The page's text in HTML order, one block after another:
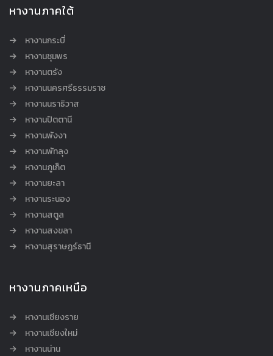
หางานภาคใต้
หางานกระบี่
หางานชุมพร
หางานตรัง
หางานนครศรีธรรมราช
หางานนราธิวาส
หางานปัตตานี
หางานพังงา
หางานพัทลุง
หางานภูเก็ต
หางานยะลา
หางานระนอง
หางานสตูล
หางานสงขลา
หางานสุราษฎร์ธานี
หางานภาคเหนือ
หางานเชียงราย
หางานเชียงใหม่
หางานน่าน